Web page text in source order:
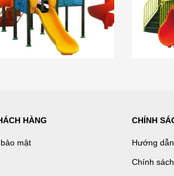
HÀNG
mật
CHÍNH
Hướng
Chính